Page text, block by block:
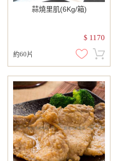
蒜燒里肌(6Kg/箱)
$ 1170
約60片